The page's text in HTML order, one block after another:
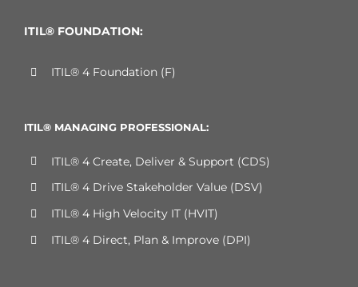
ITIL® FOUNDATION:
ITIL® 4 Foundation (F)
ITIL® MANAGING PROFESSIONAL:
ITIL® 4 Create, Deliver & Support (CDS)
ITIL® 4 Drive Stakeholder Value (DSV)
ITIL® 4 High Velocity IT (HVIT)
ITIL® 4 Direct, Plan & Improve (DPI)